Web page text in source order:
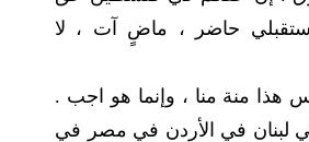
حاضر ، ماضٍ آت ، لا
هذا منة منا ، وإنما هو اجب .
لبنان في الأردن في مصر في